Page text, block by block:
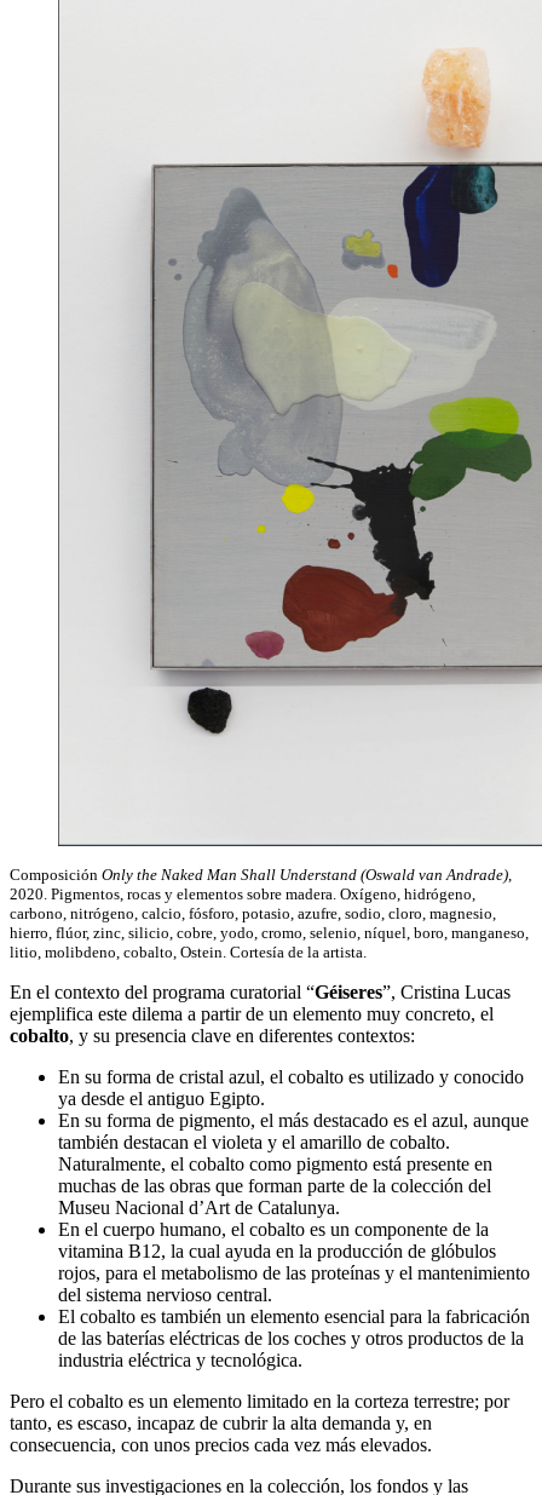
Composición Only the Naked Man Shall Understand (Oswald van Andrade)
2020. Pigmentos, rocas y elementos sobre madera. Oxígeno, hidrógeno,
carbono, nitrógeno, calcio, fósforo, potasio, azufre, sodio, cloro, magnesio,
hierro, flúor, zinc, silicio, cobre, yodo, cromo, selenio, níquel, boro, manganeso,
litio, molibdeno, cobalto, Ostein. Cortesía de la artista.
En el contexto del programa curatorial “Géiseres”, Cristina Lucas
ejemplifica este dilema a partir de un elemento muy concreto, el
cobalto, y su presencia clave en diferentes contextos:
En su forma de cristal azul, el cobalto es utilizado y conocido
ya desde el antiguo Egipto.
En su forma de pigmento, el más destacado es el azul, aunque
también destacan el violeta y el amarillo de cobalto.
Naturalmente, el cobalto como pigmento está presente en
muchas de las obras que forman parte de la colección del
Museu Nacional d’Art de Catalunya.
En el cuerpo humano, el cobalto es un componente de la
vitamina B12, la cual ayuda en la producción de glóbulos
rojos, para el metabolismo de las proteínas y el mantenimiento
del sistema nervioso central.
El cobalto es también un elemento esencial para la fabricación
de las baterías eléctricas de los coches y otros productos de la
industria eléctrica y tecnológica.
Pero el cobalto es un elemento limitado en la corteza terrestre; por
tanto, es escaso, incapaz de cubrir la alta demanda y, en
consecuencia, con unos precios cada vez más elevados.
Durante sus investigaciones en la colección, los fondos y las